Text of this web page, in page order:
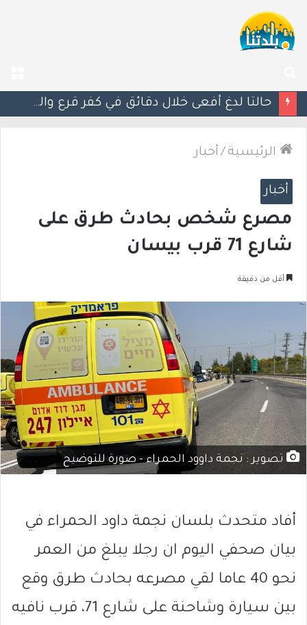
عن
مصرع الفتى محمد جمعة القرناوي (17 عامًا) في حادث سير مروّع في عرعرة النقب
الرئيسية / أخبار
أخبار
مصرع شخص بحادث طرق على
شارع 71 قرب بيسان
أقل من دقيقة
تصوير : نجمة داوود الحمراء - صورة للتوضيح
أفاد متحدث بلسان نجمة داود الحمراء في
بيان صحفي اليوم ان رجلا يبلغ من العمر
نحو 40 عاما لقي مصرعه بحادث طرق وقع
بين سيارة وشاحنة على شارع 71، قرب نافيه